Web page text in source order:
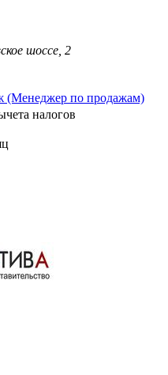
шоссе, 2
(Менеджер по продажам)
налогов